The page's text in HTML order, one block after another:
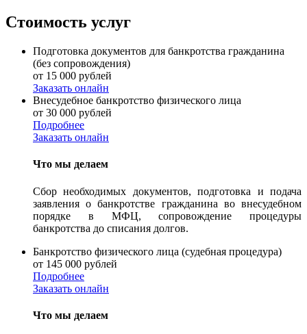
Стоимость услуг
Подготовка документов для банкротства гражданина
(без сопровождения)
от 15 000 рублей
Заказать онлайн
Внесудебное банкротство физического лица
от 30 000 рублей
Подробнее
Заказать онлайн
Что мы делаем
Сбор необходимых документов, подготовка и подача
заявления о банкротстве гражданина во внесудебном
порядке в МФЦ, сопровождение процедуры
банкротства до списания долгов.
Банкротство физического лица (судебная процедура)
от 145 000 рублей
Подробнее
Заказать онлайн
Что мы делаем